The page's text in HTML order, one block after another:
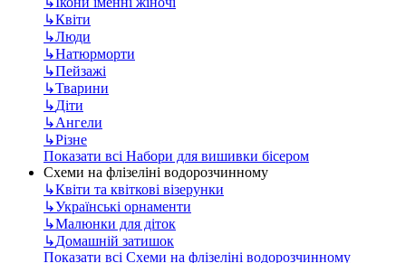
↳Квіти
↳Люди
↳Натюрморти
↳Пейзажі
↳Тварини
↳Діти
↳Ангели
↳Різне
Показати всі Набори для вишивки бісером
Схеми на флізеліні водорозчинному
↳Квіти та квіткові візерунки
↳Українські орнаменти
↳Малюнки для діток
↳Домашній затишок
Показати всі Схеми на флізеліні водорозчинному